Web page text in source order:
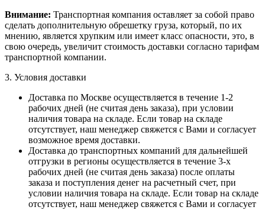
Внимание: Транспортная компания оставляет за собой право
сделать дополнительную обрешетку груза, который, по их
мнению, является хрупким или имеет класс опасности, это, в
свою очередь, увеличит стоимость доставки согласно тарифам
транспортной компании.
3. Условия доставки
Доставка по Москве осуществляется в течение 1-2
рабочих дней (не считая день заказа), при условии
наличия товара на складе. Если товар на складе
отсутствует, наш менеджер свяжется с Вами и согласует
возможное время доставки.
Доставка до транспортных компаний для дальнейшей
отгрузки в регионы осуществляется в течение 3-х
рабочих дней (не считая день заказа) после оплаты
заказа и поступления денег на расчетный счет, при
условии наличия товара на складе. Если товар на складе
отсутствует, наш менеджер свяжется с Вами и согласует